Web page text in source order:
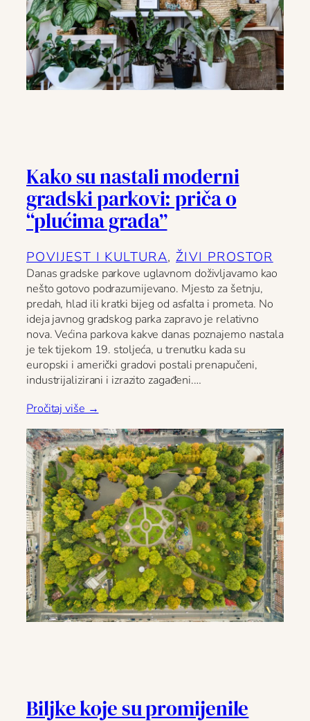
Kako su nastali moderni
gradski parkovi: priča o
“plućima grada”
POVIJEST I KULTURA, ŽIVI PROSTOR
Danas gradske parkove uglavnom doživljavamo kao
nešto gotovo podrazumijevano. Mjesto za šetnju,
predah, hlad ili kratki bijeg od asfalta i prometa. No
ideja javnog gradskog parka zapravo je relativno
nova. Većina parkova kakve danas poznajemo nastala
je tek tijekom 19. stoljeća, u trenutku kada su
europski i američki gradovi postali prenapučeni,
industrijalizirani i izrazito zagađeni.…
Pročitaj više →
Biljke koje su promijenile